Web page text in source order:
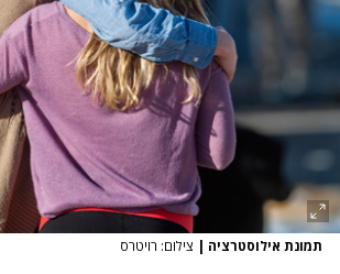
תמונת אילוסטרציה | צילום: רויטרס